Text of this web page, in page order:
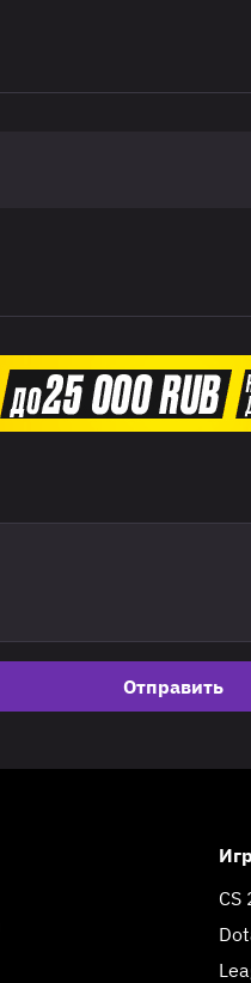
Отправить
CS